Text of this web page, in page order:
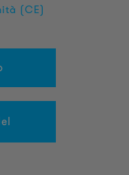
(CE)